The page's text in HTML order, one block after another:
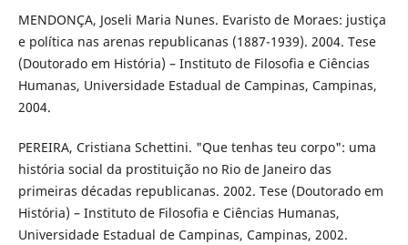
MENDONÇA, Joseli Maria Nunes. Evaristo de Moraes: justiça
e política nas arenas republicanas (1887-1939). 2004. Tese
(Doutorado em História) – Instituto de Filosofia e Ciências
Humanas, Universidade Estadual de Campinas, Campinas,
2004.
PEREIRA, Cristiana Schettini. "Que tenhas teu corpo": uma
história social da prostituição no Rio de Janeiro das
primeiras décadas republicanas. 2002. Tese (Doutorado em
História) – Instituto de Filosofia e Ciências Humanas,
Universidade Estadual de Campinas, Campinas, 2002.